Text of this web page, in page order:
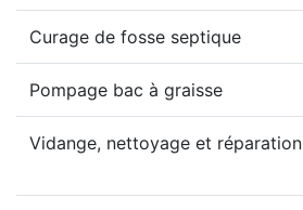
Curage de fosse septique
Pompage bac à graisse
Vidange, nettoyage et réparation